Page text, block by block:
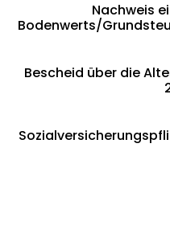
Nachweis
Bodenwerts/
Bescheid über die